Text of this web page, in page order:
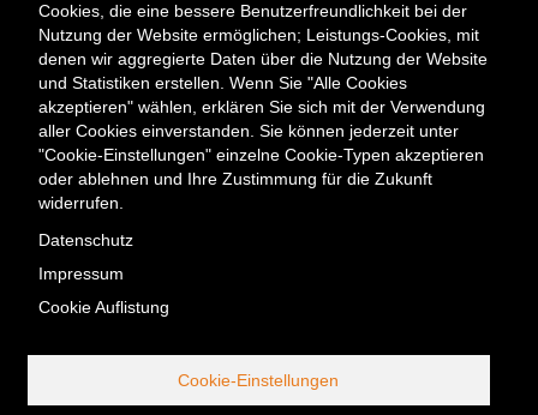
Cookies, die eine bessere Benutzerfreundlichkeit bei der
Nutzung der Website ermöglichen; Leistungs-Cookies, mit
denen wir aggregierte Daten über die Nutzung der Website
und Statistiken erstellen. Wenn Sie "Alle Cookies
akzeptieren" wählen, erklären Sie sich mit der Verwendung
aller Cookies einverstanden. Sie können jederzeit unter
"Cookie-Einstellungen" einzelne Cookie-Typen akzeptieren
oder ablehnen und Ihre Zustimmung für die Zukunft
widerrufen.
Datenschutz
Impressum
Cookie Auflistung
Cookie-Einstellungen
Meta
Menü
Kontakt Presse & Medien Karriere
Veranstaltungen
Newsletter
Kontakt
Berliner Energieagentur GmbH
Fasanenstraße 85
10623 Berlin
office@berliner-e-agentur.de
Telefonische Erreichbarkeit:
Service-Nummer außerhalb
unserer Öffnungszeiten: